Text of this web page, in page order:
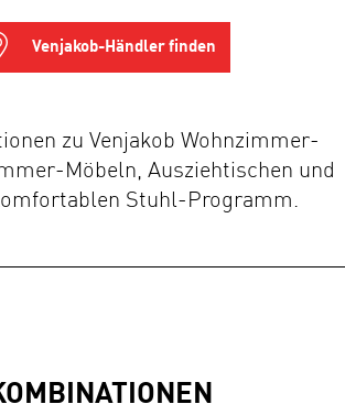
Venjakob-Händler finden
zu Venjakob Wohnzimmer-
Möbeln, Ausziehtischen und
Stuhl-Programm.